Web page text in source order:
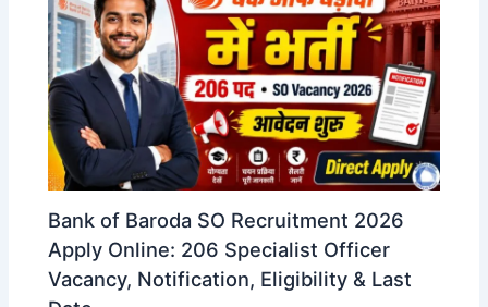
Bank of Baroda SO Recruitment 2026
Apply Online: 206 Specialist Officer
Vacancy, Notification, Eligibility & Last